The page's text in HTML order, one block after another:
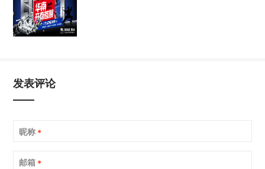
发表评论
昵称 *
邮箱 *